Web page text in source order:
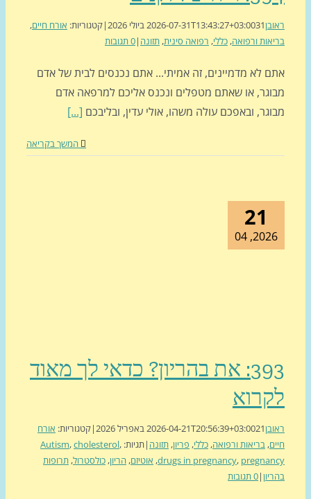
2026-07-31T13:43:27+03:00
|קטגוריות:אורח חיים ,
ורפואה,כללי,רפואה סינית,תזונה|0 תגובות
לא מדמיינים, זה אמיתי... אתם נכנסים לבית של אדם
או שאתם מטפלים ונכנס אליכם למרפאה אדם
ובאפכם עולה משהו, אולי עדין, ובליבכם[...]
המשך בקריאה
393: את בהריון? כדאי לך מאוד
2026-04-21T20:56:39+03:00
|קטגוריות:אורח
בריאות ורפואה,כללי,פריון ,תזונה|תגיות: Autism,cholesterol,
drugs in pregnancy,
,אוטיזם,הריון,כולסטרול,תרופות